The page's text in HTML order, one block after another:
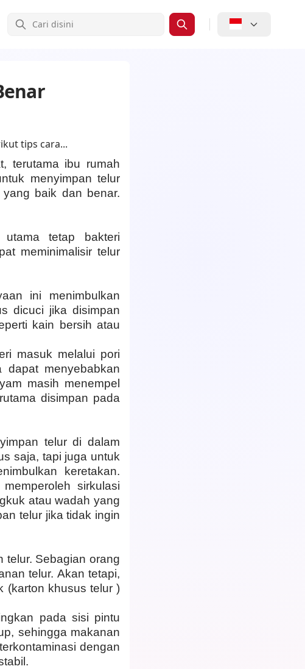
Cari
terutama ibu rumah
menyimpan telur
baik dan benar.
tetap bakteri
meminimalisir telur
ini menimbulkan
dicuci jika disimpan
kain bersih atau
masuk melalui pori
dapat menyebabkan
masih menempel
disimpan pada
telur di dalam
saja, tapi juga untuk
keretakan.
sirkulasi
atau wadah yang
telur jika tidak ingin
telur. Sebagian orang
telur. Akan tetapi,
(karton khusus telur )
pada sisi pintu
sehingga makanan
dengan